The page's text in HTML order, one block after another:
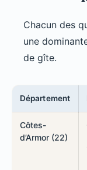
Chacun des
une
de gîte.
Département
Côtes-
d’Armor (22)